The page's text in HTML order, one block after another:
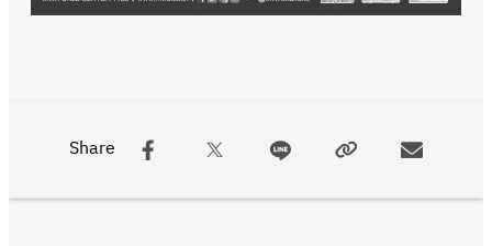
Share